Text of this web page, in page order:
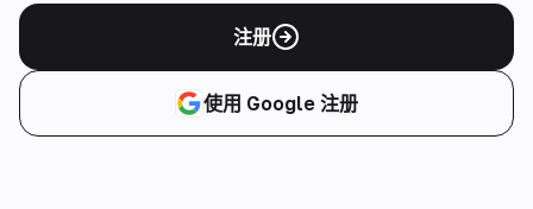
注册
使用 Google 注册